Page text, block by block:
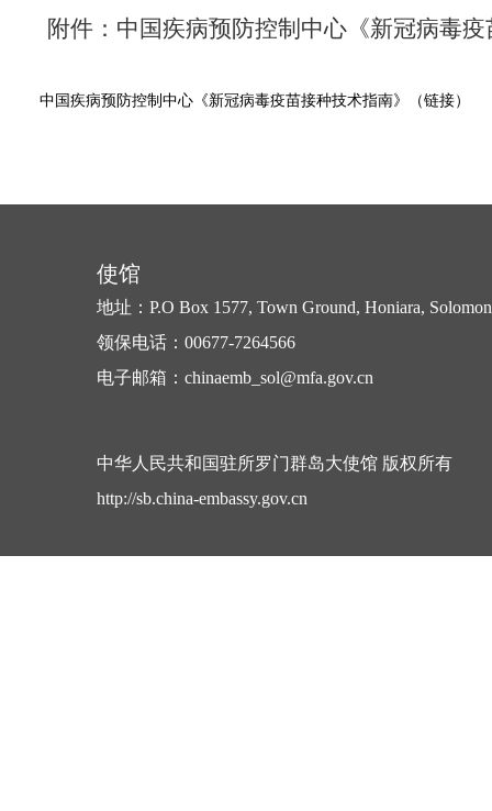
附件：中国疾病预防控制中心《新冠病毒
中国疾病预防控制中心《新冠病毒疫苗接种技术指南》（链接）
使馆
地址：P.O Box 1577, Town Ground, Honiara,
领保电话：00677-7264566
电子邮箱：chinaemb_sol@mfa.gov.cn
中华人民共和国驻所罗门群岛大使馆 版权所有
http://sb.china-embassy.gov.cn